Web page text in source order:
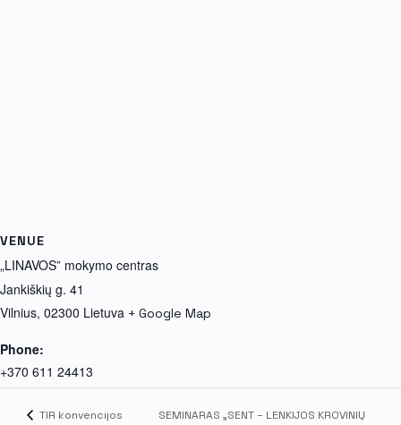
VENUE
„LINAVOS” mokymo centras
Jankiškių g. 41
Vilnius, 02300 Lietuva + Google Map
Phone:
+370 611 24413
TIR konvencijos
SEMINARAS „SENT – LENKIJOS KROVINIŲ